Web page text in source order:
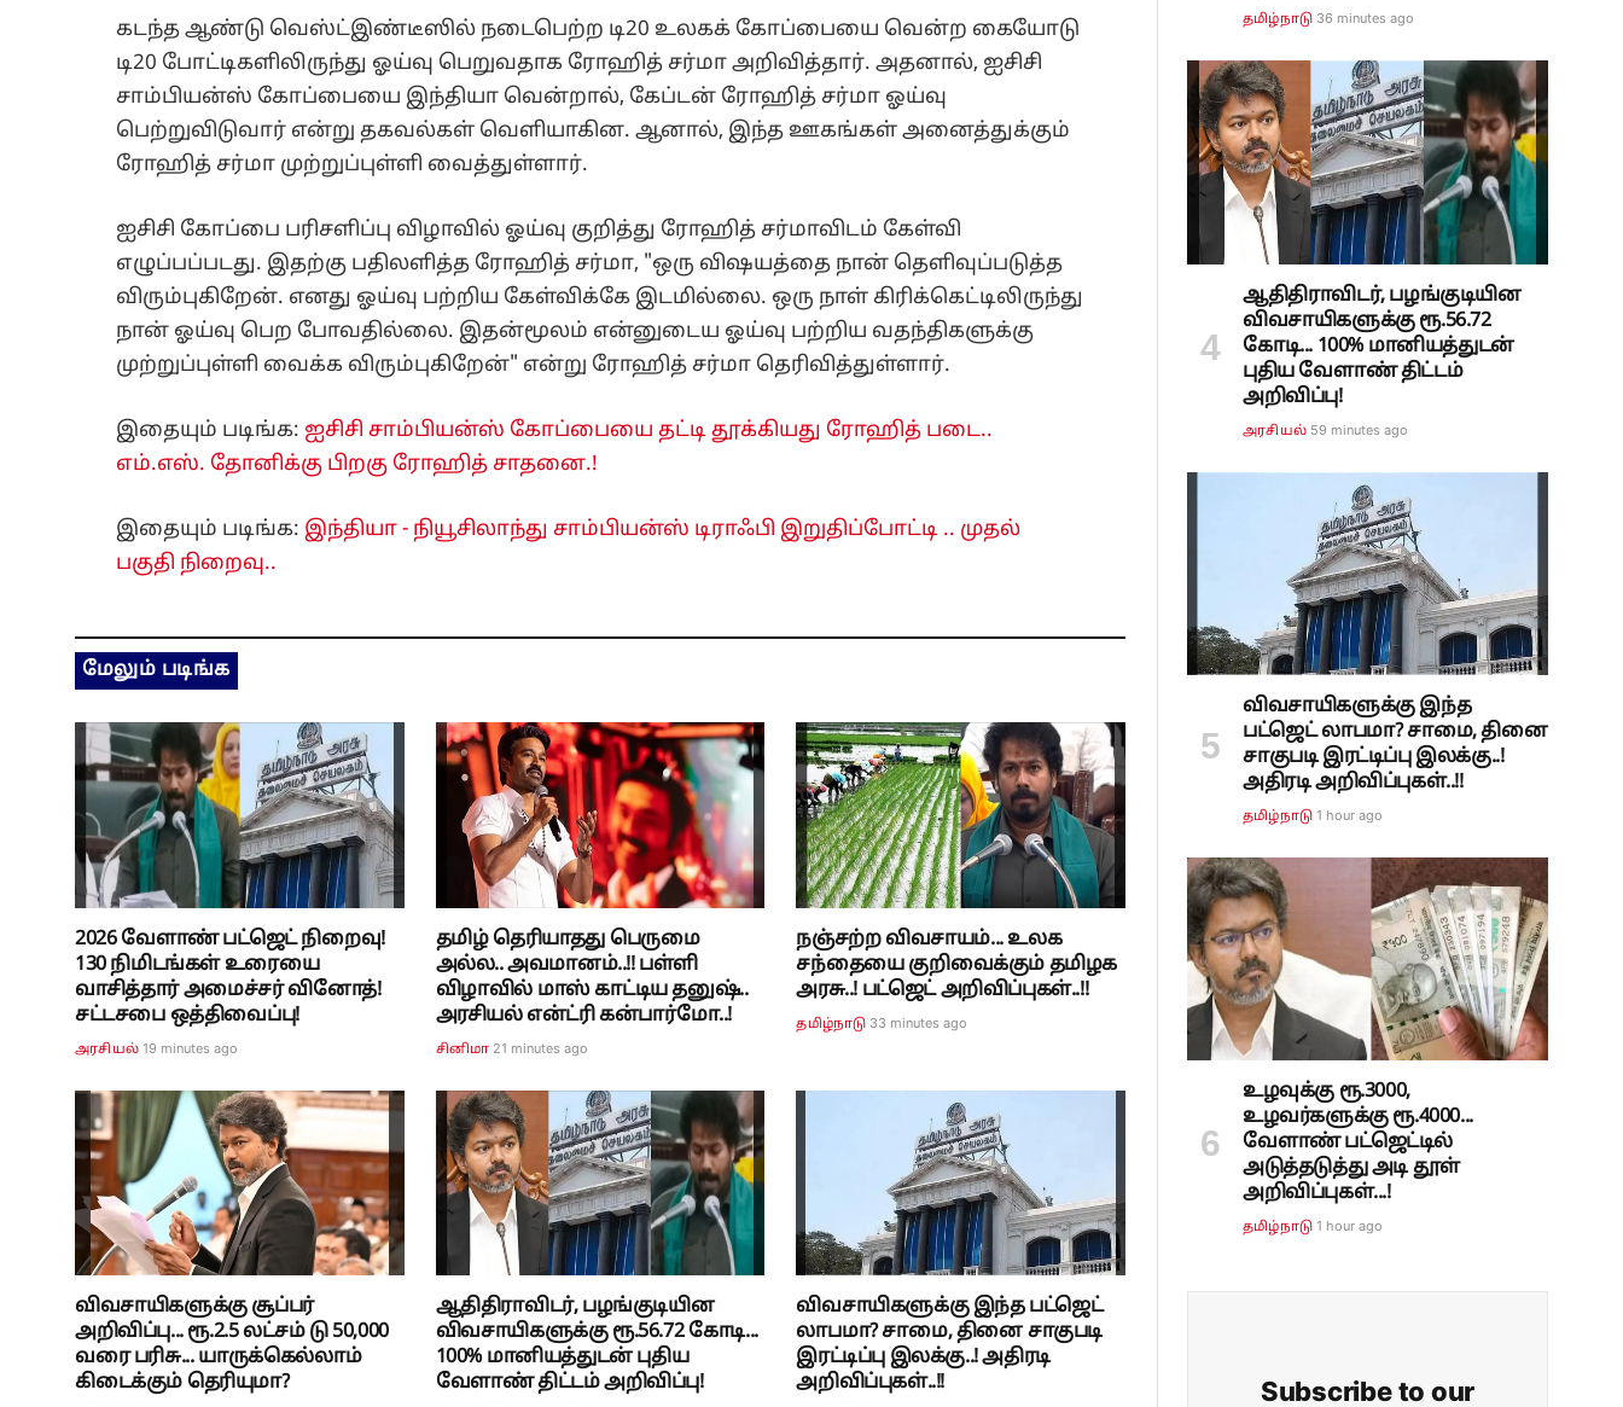
கடந்த ஆண்டு வெஸ்ட்இண்டீஸில் நடைபெற்ற டி20 உலகக் கோப்பையை வென்ற கையோடு
டி20 போட்டிகளிலிருந்து ஓய்வு பெறுவதாக ரோஹித் சர்மா அறிவித்தார். அதனால், ஐசிசி
சாம்பியன்ஸ் கோப்பையை இந்தியா வென்றால், கேப்டன் ரோஹித் சர்மா ஓய்வு
பெற்றுவிடுவார் என்று தகவல்கள் வெளியாகின. ஆனால், இந்த ஊகங்கள் அனைத்துக்கும்
ரோஹித் சர்மா முற்றுப்புள்ளி வைத்துள்ளார்.
ஐசிசி கோப்பை பரிசளிப்பு விழாவில் ஓய்வு குறித்து ரோஹித் சர்மாவிடம் கேள்வி
எழுப்பப்படது. இதற்கு பதிலளித்த ரோஹித் சர்மா, "ஒரு விஷயத்தை நான் தெளிவுப்படுத்த
விரும்புகிறேன். எனது ஓய்வு பற்றிய கேள்விக்கே இடமில்லை. ஒரு நாள் கிரிக்கெட்டிலிருந்து
நான் ஓய்வு பெற போவதில்லை. இதன்மூலம் என்னுடைய ஓய்வு பற்றிய வதந்திகளுக்கு
முற்றுப்புள்ளி வைக்க விரும்புகிறேன்" என்று ரோஹித் சர்மா தெரிவித்துள்ளார்.
இதையும் படிங்க: ஐசிசி சாம்பியன்ஸ் கோப்பையை தட்டி தூக்கியது ரோஹித் படை..
எம்.எஸ். தோனிக்கு பிறகு ரோஹித் சாதனை.!
இதையும் படிங்க: இந்தியா - நியூசிலாந்து சாம்பியன்ஸ் டிராஃபி இறுதிப்போட்டி .. முதல்
பகுதி நிறைவு..
மேலும் படிங்க
2026 வேளாண் பட்ஜெட் நிறைவு!
130 நிமிடங்கள் உரையை
வாசித்தார் அமைச்சர் வினோத்!
சட்டசபை ஒத்திவைப்பு!
அரசியல் 19 minutes ago
தமிழ் தெரியாதது பெருமை
அல்ல.. அவமானம்..!! பள்ளி
விழாவில் மாஸ் காட்டிய தனுஷ்..
அரசியல் என்ட்ரி கன்பார்மோ..!
சினிமா 21 minutes ago
நஞ்சற்ற விவசாயம்... உலக
சந்தையை குறிவைக்கும் தமிழக
அரசு..! பட்ஜெட் அறிவிப்புகள்..!!
தமிழ்நாடு 33 minutes ago
விவசாயிகளுக்கு சூப்பர்
அறிவிப்பு... ரூ.2.5 லட்சம் டு 50,000
வரை பரிசு... யாருக்கெல்லாம்
கிடைக்கும் தெரியுமா?
ஆதிதிராவிடர், பழங்குடியின
விவசாயிகளுக்கு ரூ.56.72 கோடி...
100% மானியத்துடன் புதிய
வேளாண் திட்டம் அறிவிப்பு!
விவசாயிகளுக்கு இந்த பட்ஜெட்
லாபமா? சாமை, தினை சாகுபடி
இரட்டிப்பு இலக்கு..! அதிரடி
அறிவிப்புகள்..!!
தமிழ்நாடு 36 minutes ago
ஆதிதிராவிடர், பழங்குடியின
விவசாயிகளுக்கு ரூ.56.72
கோடி... 100% மானியத்துடன்
புதிய வேளாண் திட்டம்
அறிவிப்பு!
அரசியல் 59 minutes ago
விவசாயிகளுக்கு இந்த
பட்ஜெட் லாபமா? சாமை, தினை
சாகுபடி இரட்டிப்பு இலக்கு..!
அதிரடி அறிவிப்புகள்..!!
தமிழ்நாடு 1 hour ago
உழவுக்கு ரூ.3000,
உழவர்களுக்கு ரூ.4000...
வேளாண் பட்ஜெட்டில்
அடுத்தடுத்து அடி தூள்
அறிவிப்புகள்...!
தமிழ்நாடு 1 hour ago
Subscribe to our